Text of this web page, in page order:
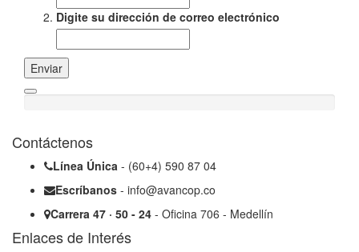
Digite su dirección de correo electrónico
Enviar
Contáctenos
Línea Única - (60+4) 590 87 04
Escríbanos - info@avancop.co
Carrera 47 · 50 - 24 - Oficina 706 - Medellín
Enlaces de Interés